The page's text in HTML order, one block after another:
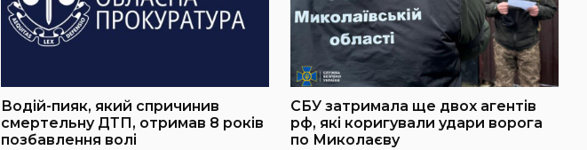
Водій-пияк, який спричинив
смертельну ДТП, отримав 8 років
позбавлення волі
СБУ затримала ще двох агентів
рф, які коригували удари ворога
по Миколаєву